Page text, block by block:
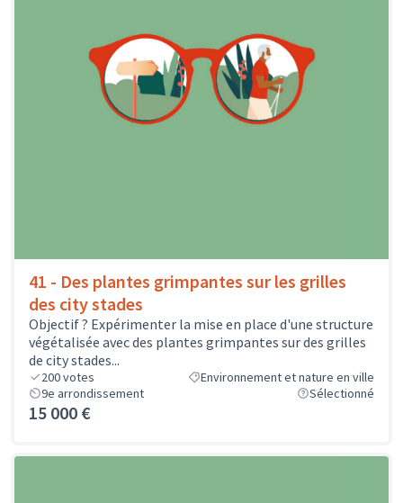
41 - Des plantes grimpantes sur les grilles
des city stades
Objectif ? Expérimenter la mise en place d'une structure
végétalisée avec des plantes grimpantes sur des grilles
de city stades...
200votes
Environnement et nature en ville
9e arrondissement
Sélectionné
15 000 €